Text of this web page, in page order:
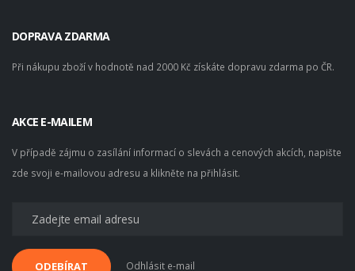
DOPRAVA ZDARMA
Při nákupu zboží v hodnotě nad 2000 Kč získáte dopravu zdarma po ČR.
AKCE E-MAILEM
V případě zájmu o zasílání informací o slevách a cenových akcích, napište
zde svoji e-mailovou adresu a klikněte na přihlásit.
ODEBÍRAT Odhlásit e-mail